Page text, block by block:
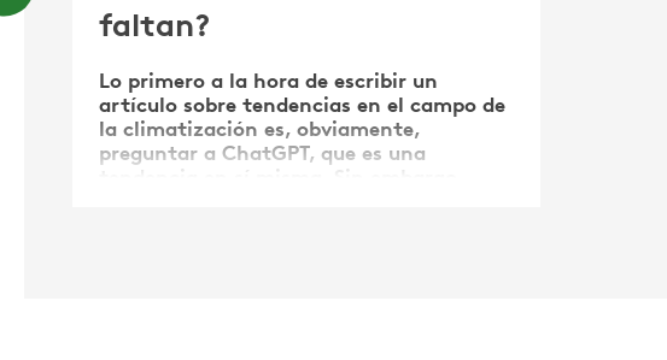
faltan?
Lo primero a la hora de escribir un
artículo sobre tendencias en el campo de
la climatización es, obviamente,
preguntar a ChatGPT, que es una